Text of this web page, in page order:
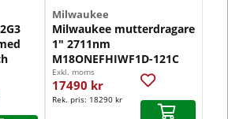
Milwaukee
Milwaukee mutterdragare
1" 2711nm
M18ONEFHIWF1D-121C
Exkl. moms
17490 kr
Rek. pris: 18290 kr